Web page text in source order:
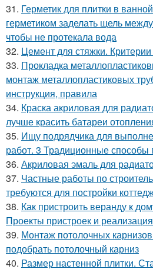
31. Герметик для плитки в
герметиком заделать щель
чтобы не протекала вода
32. Цемент для стяжки.
33. Прокладка
монтаж металлопластиковых
инструкция, правила
34. Краска акриловая для
лучше красить батареи
35. Ищу подрядчика для
работ. 3 Традиционные способы
36. Акриловая эмаль для
37. Частные работы по
требуются для постройки
38. Как пристроить веранду к
Проекты пристроек и реализация
39. Монтаж потолочных
подобрать потолочный карниз
40. Размер настенной плитки.